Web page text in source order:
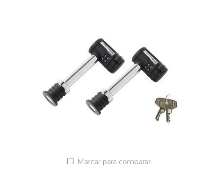
Añadir a la lista de cotización
Marcar para comparar